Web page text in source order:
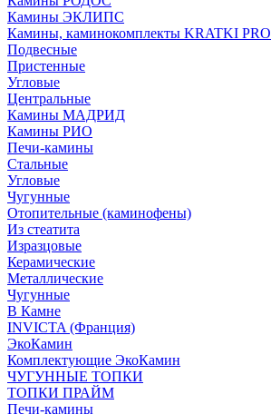
Камины ЭКЛИПС
Камины, каминокомплекты KRATKI PRO
Подвесные
Пристенные
Угловые
Центральные
Камины МАДРИД
Камины РИО
Печи-камины
Стальные
Угловые
Чугунные
Отопительные (каминофены)
Из стеатита
Изразцовые
Керамические
Металлические
Чугунные
В Камне
INVICTA (Франция)
ЭкоКамин
Комплектующие ЭкоКамин
ЧУГУННЫЕ ТОПКИ
ТОПКИ ПРАЙМ
Печи-камины